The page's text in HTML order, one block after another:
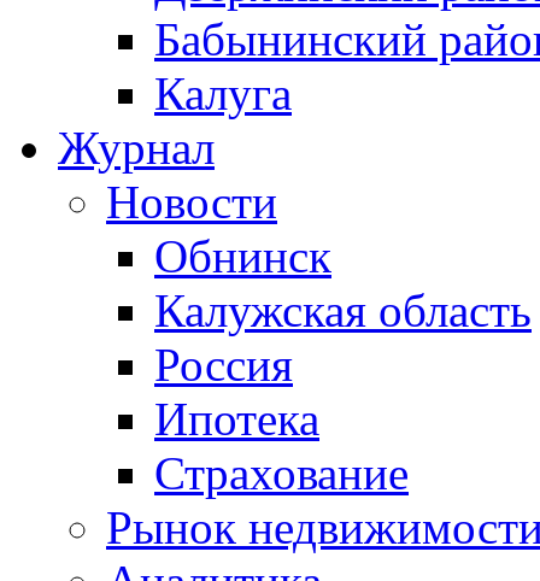
Бабынинский
Калуга
Журнал
Новости
Обнинск
Калужская область
Россия
Ипотека
Страхование
Рынок